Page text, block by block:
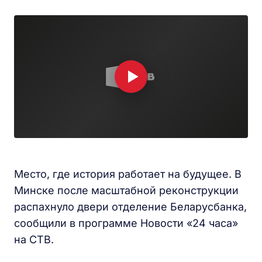
Место, где история работает на будущее. В
Минске после масштабной реконструкции
распахнуло двери отделение Беларусбанка,
сообщили в программе Новости «24 часа»
на СТВ.